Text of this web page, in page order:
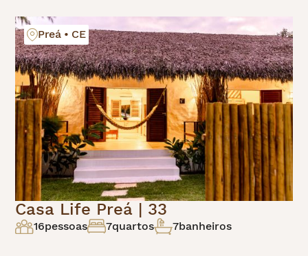
Preá • CE
Casa Life Preá | 33
16pessoas 7quartos 7banheiros